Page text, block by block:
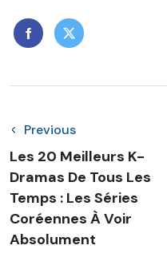
Previous
Les 20 Meilleurs K-
Dramas De Tous Les
Temps : Les Séries
Coréennes À Voir
Absolument